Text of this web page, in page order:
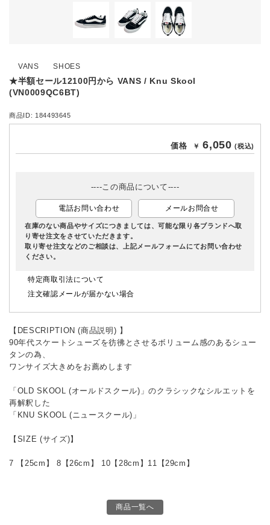
VANS SHOES
★半額セール12100円から VANS / Knu Skool
(VN0009QC6BT)
商品ID: 184493645
価格 ￥ 6,050 (税込)
----この商品について----
電話お問い合わせ メールお問合せ
在庫のない商品やサイズにつきましては、可能な限り各ブランドへ取
り寄せ注文をさせていただきます。
取り寄せ注文などのご相談は、上記メールフォームにてお問い合わせ
ください。
特定商取引法について
注文確認メールが届かない場合
【DESCRIPTION (商品説明) 】
90年代スケートシューズを彷彿とさせるボリューム感のあるシュー
タンの為、
ワンサイズ大きめをお薦めします
「OLD SKOOL (オールドスクール)」のクラシックなシルエットを
再解釈した
「KNU SKOOL (ニュースクール)」
【SIZE (サイズ)】
7 【25cm】 8【26cm】 10【28cm】11【29cm】
商品一覧へ